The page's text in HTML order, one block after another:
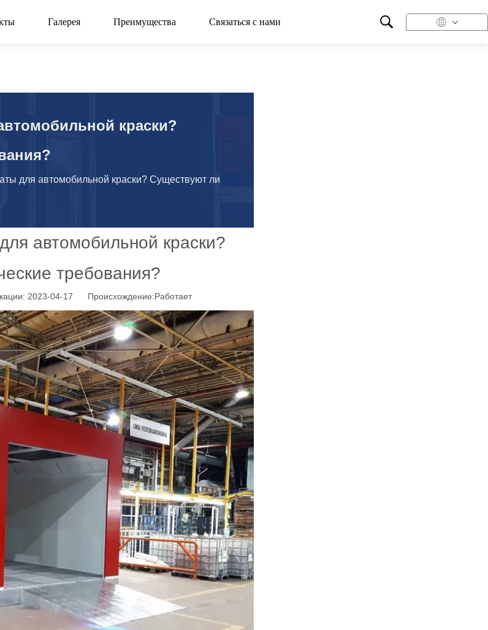
Галерея Преимущества Связаться с нами
краски?
для автомобильной краски? Существуют ли
автомобильной краски?
требования?
2023-04-17 Происхождение:Работает